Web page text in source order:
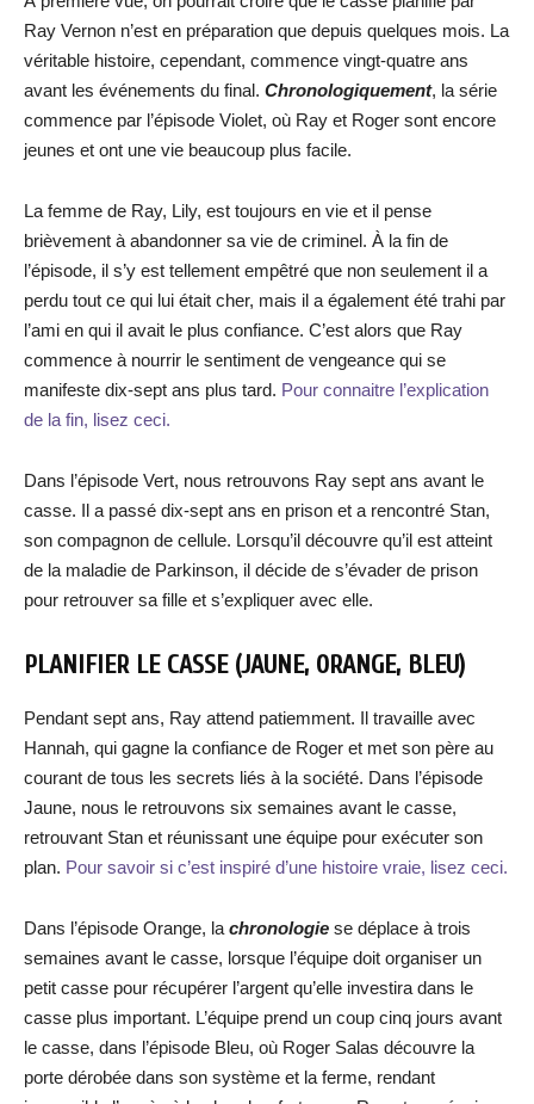
Ray Vernon n’est en préparation que depuis quelques mois. La
véritable histoire, cependant, commence vingt-quatre ans
avant les événements du final. Chronologiquement, la série
commence par l’épisode Violet, où Ray et Roger sont encore
jeunes et ont une vie beaucoup plus facile.
La femme de Ray, Lily, est toujours en vie et il pense
brièvement à abandonner sa vie de criminel. À la fin de
l’épisode, il s’y est tellement empêtré que non seulement il a
perdu tout ce qui lui était cher, mais il a également été trahi par
l’ami en qui il avait le plus confiance. C’est alors que Ray
commence à nourrir le sentiment de vengeance qui se
manifeste dix-sept ans plus tard. Pour connaitre l’explication
de la fin, lisez ceci.
Dans l’épisode Vert, nous retrouvons Ray sept ans avant le
casse. Il a passé dix-sept ans en prison et a rencontré Stan,
son compagnon de cellule. Lorsqu’il découvre qu’il est atteint
de la maladie de Parkinson, il décide de s’évader de prison
pour retrouver sa fille et s’expliquer avec elle.
PLANIFIER LE CASSE (JAUNE, ORANGE, BLEU)
Pendant sept ans, Ray attend patiemment. Il travaille avec
Hannah, qui gagne la confiance de Roger et met son père au
courant de tous les secrets liés à la société. Dans l’épisode
Jaune, nous le retrouvons six semaines avant le casse,
retrouvant Stan et réunissant une équipe pour exécuter son
plan. Pour savoir si c’est inspiré d’une histoire vraie, lisez ceci.
Dans l’épisode Orange, la chronologie se déplace à trois
semaines avant le casse, lorsque l’équipe doit organiser un
petit casse pour récupérer l’argent qu’elle investira dans le
casse plus important. L’équipe prend un coup cinq jours avant
le casse, dans l’épisode Bleu, où Roger Salas découvre la
porte dérobée dans son système et la ferme, rendant